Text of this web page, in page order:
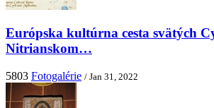
Európska kultúrna cesta svätých
Nitrianskom…
5803 Fotogalérie / Jan 31, 2022